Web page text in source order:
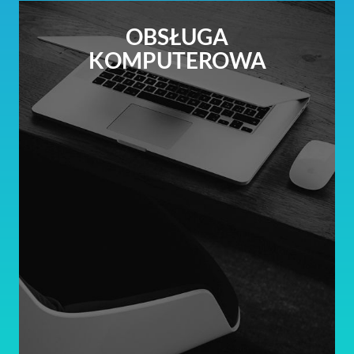
OBSŁUGA
KOMPUTEROWA